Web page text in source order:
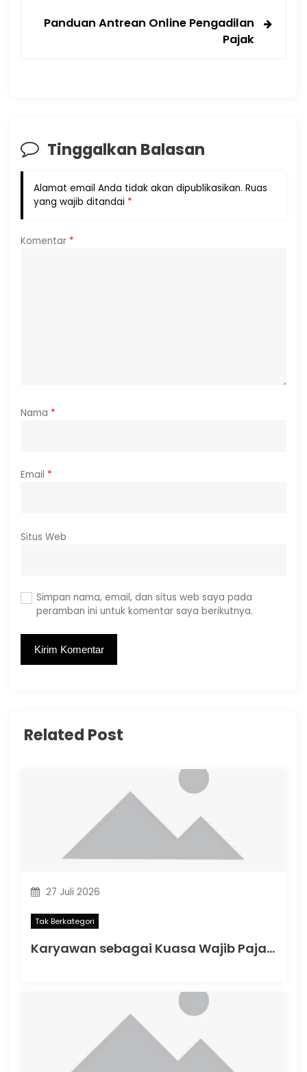
Panduan Antrean Online Pengadilan
Pajak
Tinggalkan Balasan
Alamat email Anda tidak akan dipublikasikan. Ruas
yang wajib ditandai *
Komentar *
Nama *
Email *
Situs Web
Simpan nama, email, dan situs web saya pada
peramban ini untuk komentar saya berikutnya.
Related Post
27 Juli 2026
Tak Berkategori
Karyawan sebagai Kuasa Wajib Pajak: Apa yang Berubah dalam PMK Nomor 44 Tahun 2026?